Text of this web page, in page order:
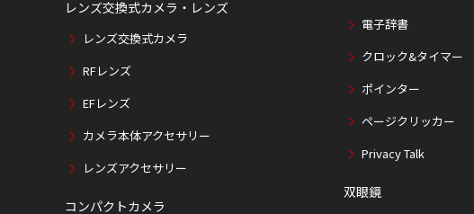
レンズ交換式カメラ・レンズ
レンズ交換式カメラ
RFレンズ
EFレンズ
カメラ本体アクセサリー
レンズアクセサリー
コンパクトカメラ
電子辞書
クロック&タイマー
ポインター
ページクリッカー
Privacy Talk
双眼鏡